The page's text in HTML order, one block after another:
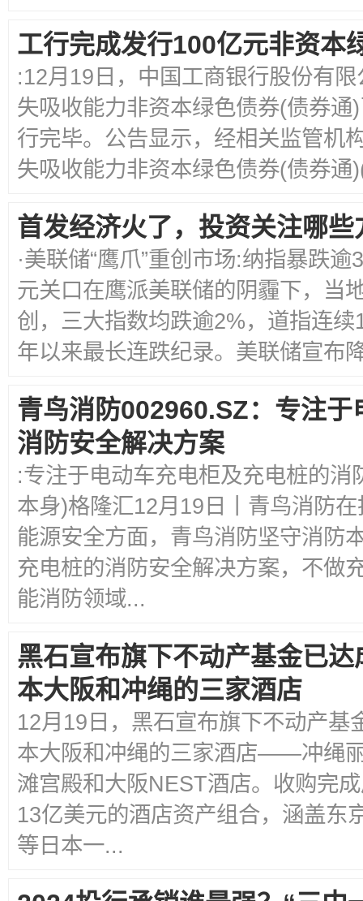
工行完成发行100亿元非资本
:12月19日，中国工商银行股份有
失吸收能力非资本绿色债券(债券
行完毕。公告显示，经相关监管机
失吸收能力非资本绿色债券(债券
首发经济火了，投资关注哪
·美联储“鹰爪”重创市场:纳指暴跌
元关口在鹰派美联储的阴霾下，当
创，三大指数均跌逾2%，道指连
年以来最长连跌纪录。美联储宣布
青鸟消防002960.SZ：专注
消防安全解决方案
:专注于电动车充电柜及充电桩的
本身)格隆汇12月19日丨青鸟消防
能源安全方面，青鸟消防坚守消防
充电桩的消防安全解决方案，不做
能消防领域...
黑石宣布旗下不动产基金已
本大阪和冲绳的三家酒店
12月19日，黑石宣布旗下不动产基
本大阪和冲绳的三家酒店——冲绳
滩宫殿和大阪NEST酒店。收购完
13亿美元的酒店资产组合，涵盖东
等日本一...